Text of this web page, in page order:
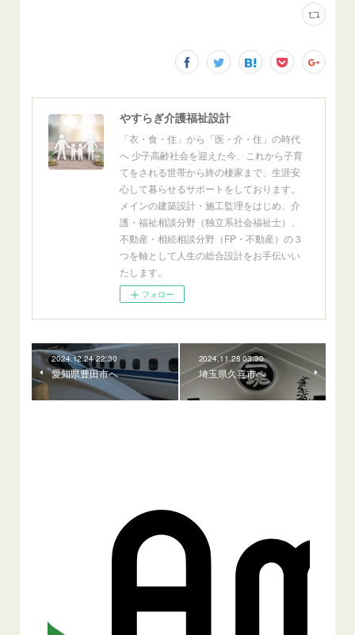
やすらぎ介護福祉設計
「衣・食・住」から「医・介・住」の時代
へ 少子高齢社会を迎えた今、これから子育
てをされる世帯から終の棲家まで、生涯安
心して暮らせるサポートをしております。
メインの建築設計・施工監理をはじめ、介
護・福祉相談分野（独立系社会福祉士）、
不動産・相続相談分野（FP・不動産）の３
つを軸として人生の総合設計をお手伝いい
たします。
フォロー
2024.12.24 22:30
愛知県豊田市へ
2024.11.28 03:30
埼玉県久喜市へ